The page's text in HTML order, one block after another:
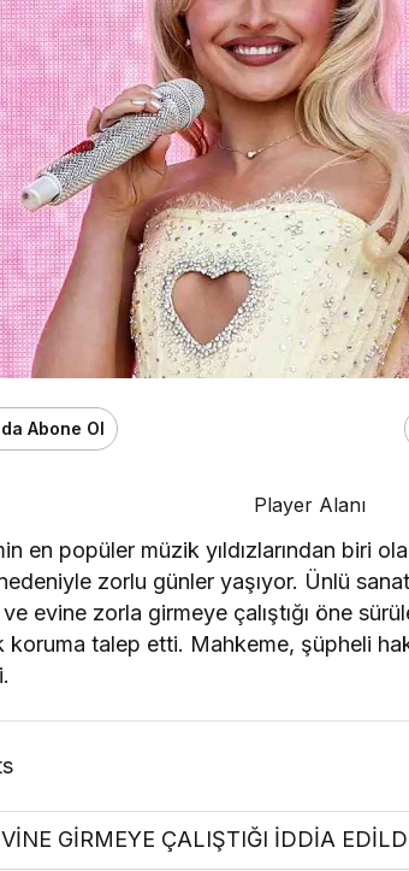
Abone Ol
Player Alanı
en popüler müzik yıldızlarından biri
zorlu günler yaşıyor. Ünlü
evine zorla girmeye çalıştığı öne
koruma talep etti. Mahkeme, şüpheli
GİRMEYE ÇALIŞTIĞI İDDİA